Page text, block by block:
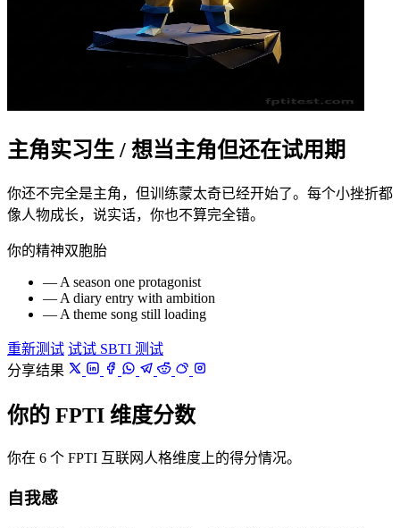
主角实习生 / 想当主角但还在试用期
你还不完全是主角，但训练蒙太奇已经开始了。每个小挫折都
像人物成长，说实话，你也不算完全错。
你的精神双胞胎
— A season one protagonist
— A diary entry with ambition
— A theme song still loading
重新测试 试试 SBTI 测试
分享结果
你的 FPTI 维度分数
你在 6 个 FPTI 互联网人格维度上的得分情况。
自我感